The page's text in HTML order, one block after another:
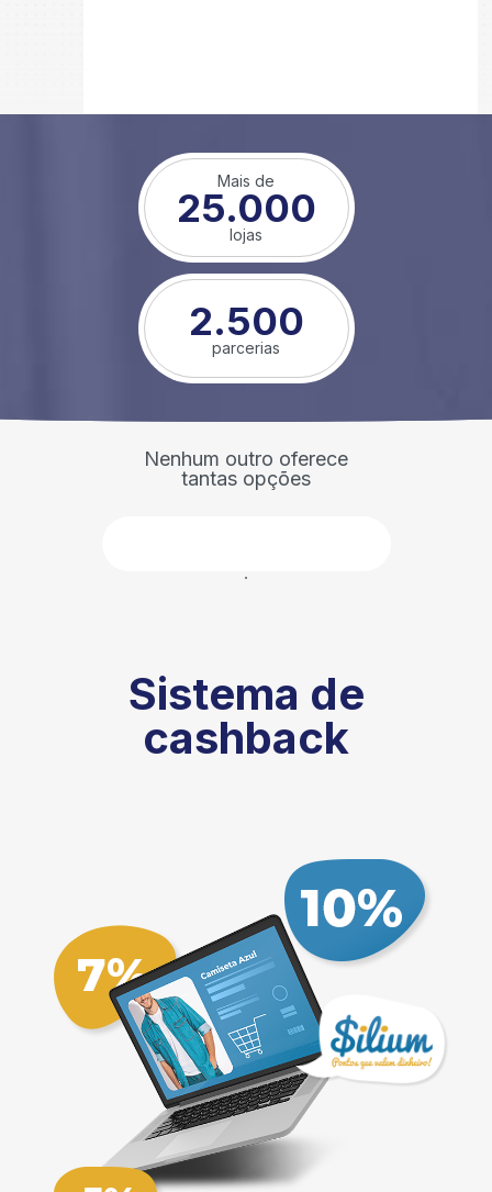
Mais de
25.000
lojas
2.500
parcerias
Nenhum outro oferece
tantas opções
Sistema de
cashback